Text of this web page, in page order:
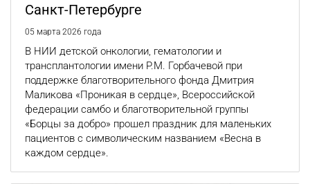
Санкт-Петербурге
05 марта 2026 года
В НИИ детской онкологии, гематологии и
трансплантологии имени Р.М. Горбачевой при
поддержке благотворительного фонда Дмитрия
Маликова «Проникая в сердце», Всероссийской
федерации самбо и благотворительной группы
«Борцы за добро» прошел праздник для маленьких
пациентов с символическим названием «Весна в
каждом сердце».